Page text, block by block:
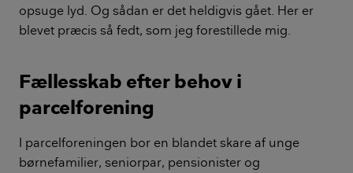
opsuge lyd. Og sådan er det heldigvis gået. Her er
blevet præcis så fedt, som jeg forestillede mig.
Fællesskab efter behov i
parcelforening
I parcelforeningen bor en blandet skare af unge
børnefamilier, seniorpar, pensionister og